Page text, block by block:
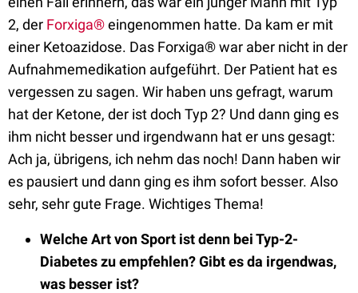
2, der Forxiga®eingenommen hatte. Da kam er mit
einer Ketoazidose. Das Forxiga® war aber nicht in der
Aufnahmemedikation aufgeführt. Der Patient hat es
vergessen zu sagen. Wir haben uns gefragt, warum
hat der Ketone, der ist doch Typ 2? Und dann ging es
ihm nicht besser und irgendwann hat er uns gesagt:
Ach ja, übrigens, ich nehm das noch! Dann haben wir
es pausiert und dann ging es ihm sofort besser. Also
sehr, sehr gute Frage. Wichtiges Thema!
Welche Art von Sport ist denn bei Typ-2-
Diabeteszu empfehlen? Gibt es da irgendwas,
was besser ist?